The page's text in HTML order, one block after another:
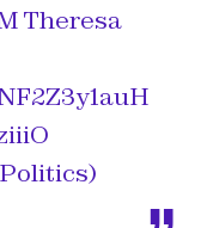
Theresa